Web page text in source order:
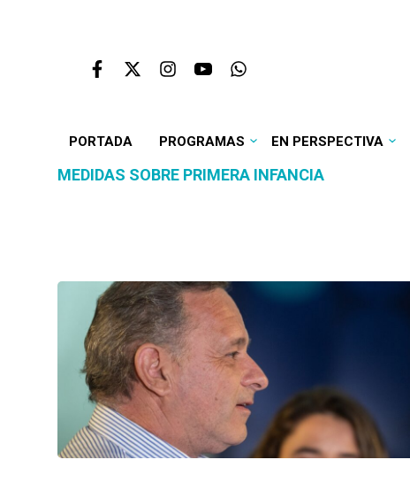
PORTADA PROGRAMAS EN PERSPECTIVA
MEDIDAS SOBRE PRIMERA INFANCIA